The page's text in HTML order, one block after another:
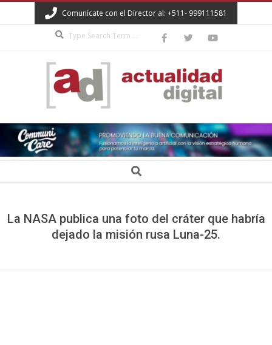
to
Comunícate con el Director al: +511- 999111581
ACTUALIDAD
DIGITAL Search
La NASA publica una foto del cráter que habría
dejado la misión rusa Luna-25.